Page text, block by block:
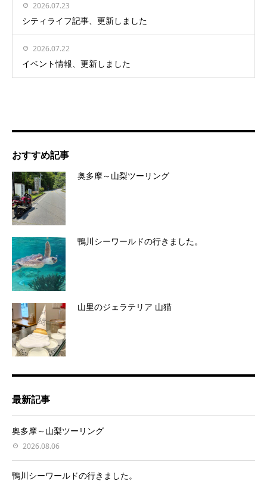
2026.07.23
シティライフ記事、更新しました
2026.07.22
イベント情報、更新しました
おすすめ記事
奥多摩～山梨ツーリング
鴨川シーワールドの行きました。
山里のジェラテリア 山猫
最新記事
奥多摩～山梨ツーリング
2026.08.06
鴨川シーワールドの行きました。